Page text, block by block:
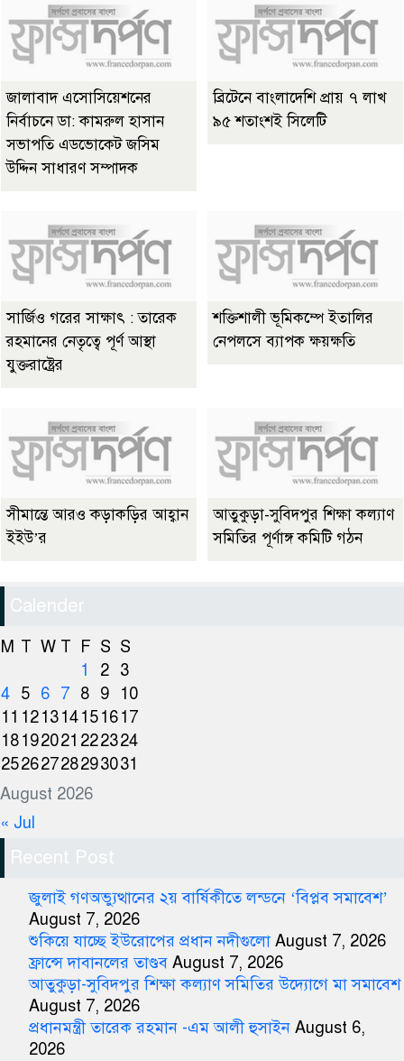
জালাবাদ এসোসিয়েশনের
নির্বাচনে ডা: কামরুল হাসান
সভাপতি এডভোকেট জসিম
উদ্দিন সাধারণ সম্পাদক
ব্রিটেনে বাংলাদেশি প্রায় ৭ লাখ
৯৫ শতাংশই সিলেটি
সার্জিও গরের সাক্ষাৎ : তারেক
রহমানের নেতৃত্বে পূর্ণ আস্থা
যুক্তরাষ্ট্রের
শক্তিশালী ভূমিকম্পে ইতালির
নেপলসে ব্যাপক ক্ষয়ক্ষতি
সীমান্তে আরও কড়াকড়ির আহ্বান
ইইউ’র
আতুকুড়া-সুবিদপুর শিক্ষা কল্যাণ
সমিতির পূর্ণাঙ্গ কমিটি গঠন
Calender
August 2026
M T W T F S S
1
2 3
4 5 6 7 8 9
10
11 121314151617
18192021 222324
25262728293031
« Jul
Recent Post
জুলাই গণঅভ্যুত্থানের ২য় বার্ষিকীতে লন্ডনে ‘বিপ্লব সমাবেশ’
August 7, 2026
শুকিয়ে যাচ্ছে ইউরোপের প্রধান নদীগুলো August 7, 2026
ফ্রান্সে দাবানলের তাণ্ডব August 7, 2026
আতুকুড়া-সুবিদপুর শিক্ষা কল্যাণ সমিতির উদ্যোগে মা সমাবেশ
August 7, 2026
প্রধানমন্ত্রী তারেক রহমান -এম আলী হুসাইন August 6,
2026